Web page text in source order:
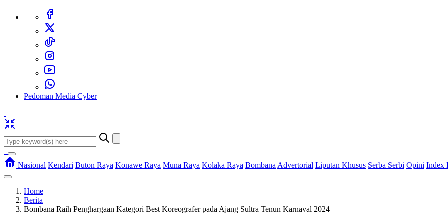
Pedoman Media Cyber
Nasional Kendari Buton Raya Konawe Raya Muna Raya Kolaka Raya Bombana Advertorial Liputan Khusus Serba Serbi Opini Index
Home
Berita
Bombana Raih Penghargaan Kategori Best Koreografer pada Ajang Sultra Tenun Karnaval 2024